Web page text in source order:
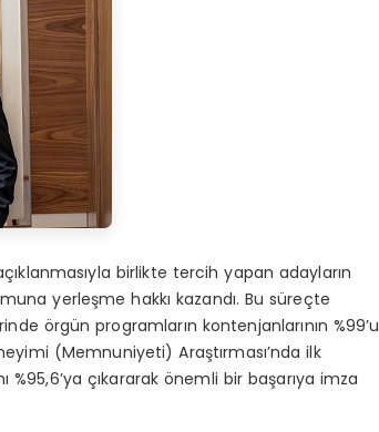
birlikte tercih yapan adayların
yerleşme hakkı kazandı. Bu süreçte
örgün programların kontenjanlarının %99’u
(Memnuniyeti) Araştırması’nda ilk
%95,6’ya çıkararak önemli bir başarıya imza